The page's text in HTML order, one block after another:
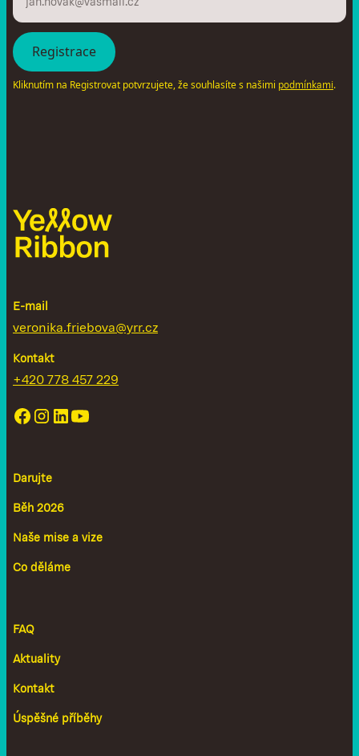
Kliknutím na Registrovat potvrzujete, že souhlasíte s našimi podmínkami.
E-mail
veronika.friebova@yrr.cz
Kontakt
+420 778 457 229
Darujte
Běh 2026
Naše mise a vize
Co děláme
FAQ
Aktuality
Kontakt
Úspěšné příběhy